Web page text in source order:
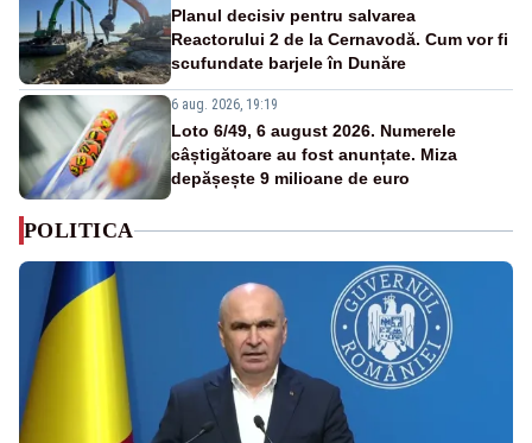
Planul decisiv pentru salvarea
Reactorului 2 de la Cernavodă. Cum vor fi
scufundate barjele în Dunăre
6 aug. 2026, 19:19
Loto 6/49, 6 august 2026. Numerele
câștigătoare au fost anunțate. Miza
depășește 9 milioane de euro
POLITICA